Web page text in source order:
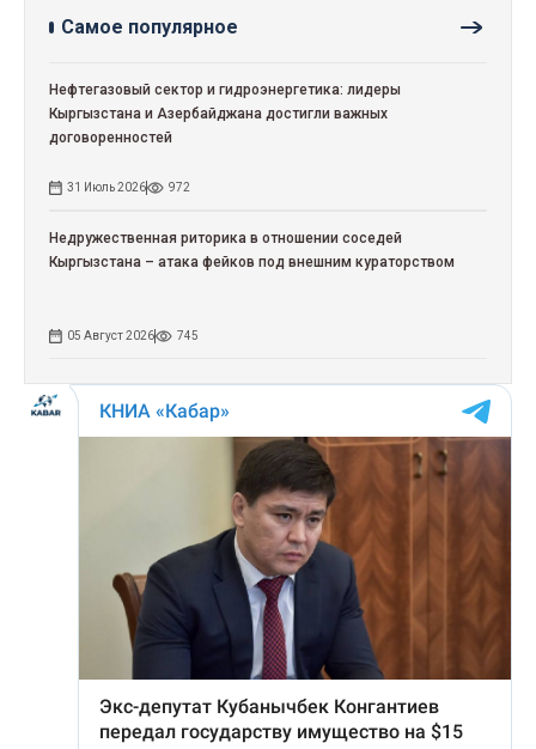
Самое популярное
Нефтегазовый сектор и гидроэнергетика: лидеры
Кыргызстана и Азербайджана достигли важных
договоренностей
31 Июль 2026 972
Недружественная риторика в отношении соседей
Кыргызстана – атака фейков под внешним кураторством
05 Август 2026 745